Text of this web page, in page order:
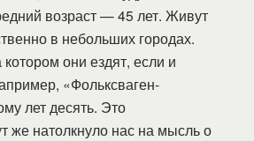
возраст — 45 лет. Живут
в небольших городах.
они ездят, если и
«Фольксваген-
лет десять. Это
же натолкнуло нас на мысль о